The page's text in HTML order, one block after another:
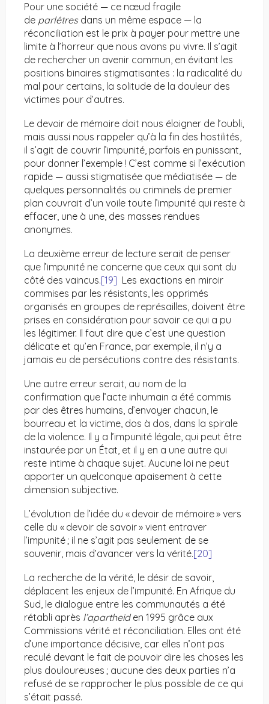
Pour une société — ce nœud fragile
de parlêtres dans un même espace — la
réconciliation est le prix à payer pour mettre une
limite à l’horreur que nous avons pu vivre. Il s’agit
de rechercher un avenir commun, en évitant les
positions binaires stigmatisantes : la radicalité du
mal pour certains, la solitude de la douleur des
victimes pour d’autres.
Le devoir de mémoire doit nous éloigner de l’oubli,
mais aussi nous rappeler qu’à la fin des hostilités,
il s’agit de couvrir l’impunité, parfois en punissant,
pour donner l’exemple ! C’est comme si l’exécution
rapide — aussi stigmatisée que médiatisée — de
quelques personnalités ou criminels de premier
plan couvrait d’un voile toute l’impunité qui reste à
effacer, une à une, des masses rendues
anonymes.
La deuxième erreur de lecture serait de penser
que l’impunité ne concerne que ceux qui sont du
côté des vaincus.[19] Les exactions en miroir
commises par les résistants, les opprimés
organisés en groupes de représailles, doivent être
prises en considération pour savoir ce qui a pu
les légitimer. Il faut dire que c’est une question
délicate et qu’en France, par exemple, il n’y a
jamais eu de persécutions contre des résistants.
Une autre erreur serait, au nom de la
confirmation que l’acte inhumain a été commis
par des êtres humains, d’envoyer chacun, le
bourreau et la victime, dos à dos, dans la spirale
de la violence. Il y a l’impunité légale, qui peut être
instaurée par un État, et il y en a une autre qui
reste intime à chaque sujet. Aucune loi ne peut
apporter un quelconque apaisement à cette
dimension subjective.
L’évolution de l’idée du « devoir de mémoire » vers
celle du « devoir de savoir » vient entraver
l’impunité ; il ne s’agit pas seulement de se
souvenir, mais d’avancer vers la vérité.[20]
La recherche de la vérité, le désir de savoir,
déplacent les enjeux de l’impunité. En Afrique du
Sud, le dialogue entre les communautés a été
rétabli après l’apartheiden 1995 grâce aux
Commissions vérité et réconciliation. Elles ont été
d’une importance décisive, car elles n’ont pas
reculé devant le fait de pouvoir dire les choses les
plus douloureuses ; aucune des deux parties n’a
refusé de se rapprocher le plus possible de ce qui
s’était passé.